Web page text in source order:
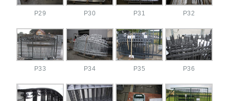
P29 P30 P31 P32
P33 P34 P35 P36